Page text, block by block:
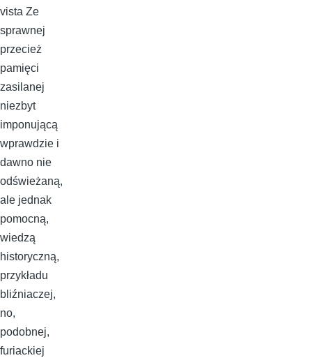
vista Ze
sprawnej
przecież
pamięci
zasilanej
niezbyt
imponującą
wprawdzie i
dawno nie
odświeżaną,
ale jednak
pomocną,
wiedzą
historyczną,
przykładu
bliźniaczej,
no,
podobnej,
furiackiej